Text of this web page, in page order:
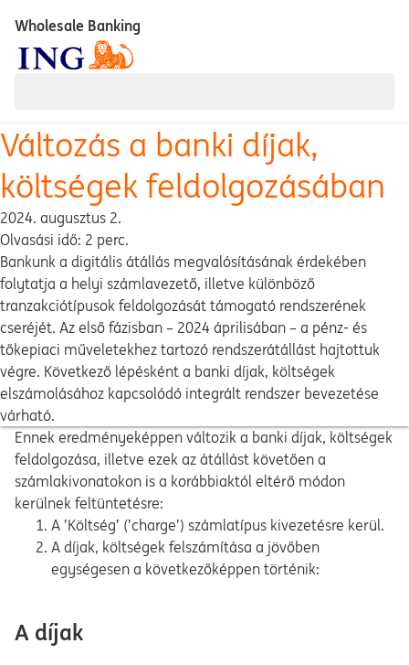
Wholesale Banking
Változás a banki díjak,
költségek feldolgozásában
2024. augusztus 2.
Olvasási idő: 2 perc.
Bankunk a digitális átállás megvalósításának érdekében
folytatja a helyi számlavezető, illetve különböző
tranzakciótípusok feldolgozását támogató rendszerének
cseréjét. Az első fázisban – 2024 áprilisában – a pénz- és
tőkepiaci műveletekhez tartozó rendszerátállást hajtottuk
végre. Következő lépésként a banki díjak, költségek
elszámolásához kapcsolódó integrált rendszer bevezetése
várható.
Ennek eredményeképpen változik a banki díjak, költségek
feldolgozása, illetve ezek az átállást követően a
számlakivonatokon is a korábbiaktól eltérő módon
kerülnek feltüntetésre:
A ’Költség’ (’charge’) számlatípus kivezetésre kerül.
A díjak, költségek felszámítása a jövőben
egységesen a következőképpen történik:
A díjak